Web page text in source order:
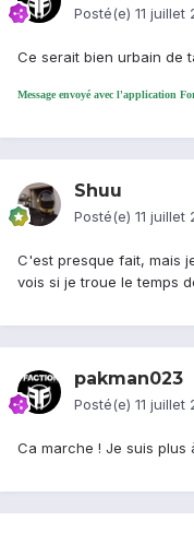
Posté(e) 11 juillet
Ce serait bien urbain de
Message envoyé avec l'application
Shuu
Posté(e) 11 juillet
C'est presque fait, mais
vois si je troue le temps
pakman023
Posté(e) 11 juillet
Ca marche ! Je suis plus